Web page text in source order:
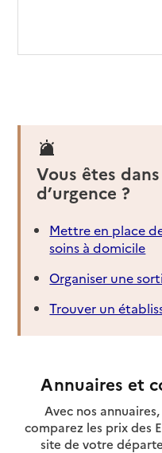
Vous êtes
d’urgence ?
Mettre en place
soins à domicile
Organiser une
Trouver un
Annuaires et
Avec nos
comparez les prix des
site de votre